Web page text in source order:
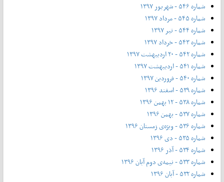
شماره ۵۴۶ - شهریور ۱۳۹۷
شماره ۵۴۵ - مرداد ۱۳۹۷
شماره ۵۴۴ - تیر ۱۳۹۷
شماره ۵۴۳ - خرداد ۱۳۹۷
شماره ۵۴۲ - ۲۰ اردیبهشت ۱۳۹۷
شماره ۵۴۱ - اردیبهشت ۱۳۹۷
شماره ۵۴۰ - فروردین ۱۳۹۷
شماره ۵۳۹ - اسفند ۱۳۹۶
شماره ۵۳۸ - ۱۲ بهمن ۱۳۹۶
شماره ۵۳۷ - بهمن ۱۳۹۶
شماره ۵۳۶ - ویژه‌ی زمستان ۱۳۹۶
شماره ۵۳۵ - دی ۱۳۹۶
شماره ۵۳۴ - آذر ۱۳۹۶
شماره ۵۳۳ - نیمه‌ی دوم آبان ۱۳۹۶
شماره ۵۳۲ - آبان ۱۳۹۶